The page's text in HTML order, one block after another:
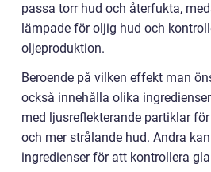
passa torr hud och återfukta,
lämpade för oljig hud och
oljeproduktion.
Beroende på vilken effekt man
också innehålla olika
med ljusreflekterande partiklar
och mer strålande hud. Andra
ingredienser för att kontrollera